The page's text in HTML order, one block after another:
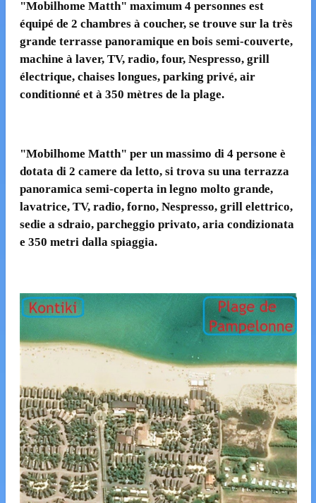
"Mobilhome Matth" maximum 4 personnes est
équipé de 2 chambres à coucher, se trouve sur la très
grande terrasse panoramique en bois semi-couverte,
machine à laver, TV, radio, four, Nespresso, grill
électrique, chaises longues, parking privé, air
conditionné et à 350 mètres de la plage.
"Mobilhome Matth" per un massimo di 4 persone è
dotata di 2 camere da letto, si trova su una terrazza
panoramica semi-coperta in legno molto grande,
lavatrice, TV, radio, forno, Nespresso, grill elettrico,
sedie a sdraio, parcheggio privato, aria condizionata
e 350 metri dalla spiaggia.